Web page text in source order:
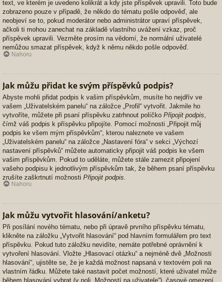
text, ve kterém je uvedeno kolikrát a kdy jste příspěvek upravili. Toto bude
zobrazeno pouze v případě, že někdo do tématu pošle odpověď, ale
neobjeví se to, pokud moderátor nebo administrátor upraví příspěvek,
ačkoli ti mohou zanechat na základě vlastního uvážení vzkaz, proč
příspěvek upravili. Vezměte prosím na vědomí, že normální uživatelé
nemůžou smazat příspěvek, když k němu někdo pošle odpověď.
Nahoru
Jak můžu přidat ke svým příspěvků podpis?
Abyste mohli přidat podpis k vašim příspěvkům, musíte ho nejdřív ve
vašem „Uživatelském panelu“ na záložce „Profil“ vytvořit. Jakmile ho
vytvoříte, můžete při psaní příspěvku zatrhnout políčko Připojit podpis
čímž váš podpis k příspěvku připojíte. Pomocí možnosti „Připojit můj
podpis ke všem mým příspěvkům“, kterou naleznete ve vašem
„Uživatelském panelu“ na záložce „Nastavení fóra“ v sekci „Výchozí
nastavení příspěvků“ můžete automaticky připojit váš podpis ke všem
vašim příspěvkům. Pokud to uděláte, můžete stále zamezit připojení
vašeho podpisu k jednotlivým příspěvkům tak, že během psaní příspěvku
zrušíte zaškrtnutí možnosti Připojit podpis
Nahoru
Jak můžu vytvořit hlasování/anketu?
Při posílání nového tématu, nebo při úpravě prvního příspěvku tématu,
klikněte na záložku „Vytvořit hlasování“ pod hlavním formulářem pro text
příspěvku. Pokud tuto záložku nevidíte, nemáte potřebné oprávnění k
vytvoření hlasování. Vložte „Hlasovací otázku“ a nejméně dvě „Možnosti
hlasování“, ujistěte se, že je každá možnost napsaná v textovém poli na
vlastním řádku. Můžete také nastavit počet možností, které uživatel může
během hlasování vybrat (v poli „Možností na uživatele“), časové omezení